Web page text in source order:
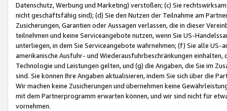
Datenschutz, Werbung und Marketing) verstoßen; (c) Sie
nicht geschäftsfähig sind); (d) Sie den Nutzen der Teilnahme am
Zusicherungen, Garantien oder Aussagen verlassen, die in dieser
teilnehmen und keine Serviceangebote nutzen, wenn Sie US-
unterliegen, in dem Sie Serviceangebote wahrnehmen; (f) Sie alle
amerikanische Ausfuhr- und Wiederausfuhrbeschränkungen
Technologie und Leistungen gelten, und (g) die Angaben, die Sie im
sind. Sie können Ihre Angaben aktualisieren, indem Sie sich über die
Wir machen keine Zusicherungen und übernehmen keine
mit dem Partnerprogramm erwarten können, und wir sind nicht für
vornehmen.